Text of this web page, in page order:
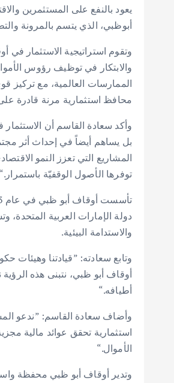
يعود بالنفع على المستثمرين
أبوظبي، الذي يتسم بالمرونة
وتقوم استراتيجية الاستثمار
والابتكار في توظيف رؤوس
الممارسات العالمية، مع تركيز
محافظ استثمارية مرنة قادرة
وأكد سعادة القاسم أن
بل يساهم أيضاً في إحداث أثر
المشاريع التي تعزز النمو
توفرها الأصول الوقفيّة باستمرار.“
دولة الإمارات العربية
والاستدامة البيئية.
وتابع سعادته: ”قيادتنا وهيئات
أوقاف أبو ظبي، نتبنى هذه
أطيافه.“
وأضاف سعادة القاسم: ”ندعو
استثمارية تحقق عوائد مالية
الأموال.“
وتدير أوقاف أبو ظبي محفظة